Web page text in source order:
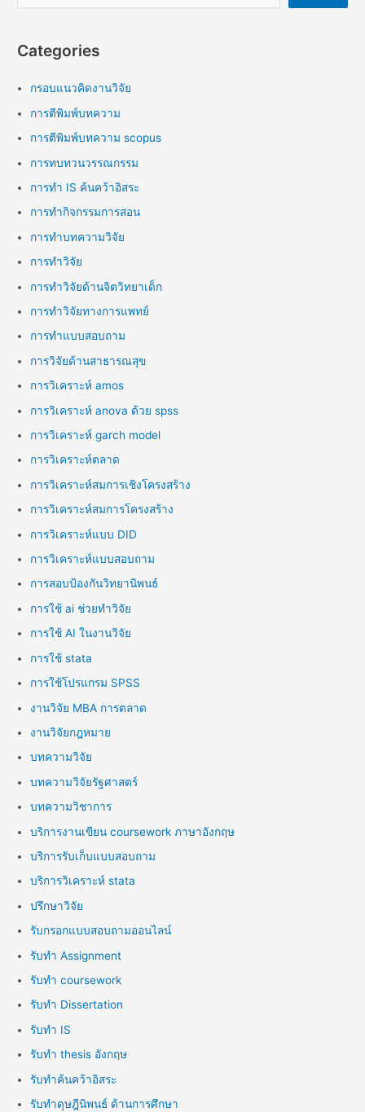
Categories
กรอบแนวคิดงานวิจัย
การตีพิมพ์บทความ
การตีพิมพ์บทความ scopus
การทบทวนวรรณกรรม
การทำ IS ค้นคว้าอิสระ
การทำกิจกรรมการสอน
การทำบทความวิจัย
การทำวิจัย
การทำวิจัยด้านจิตวิทยาเด็ก
การทำวิจัยทางการแพทย์
การทำแบบสอบถาม
การวิจัยด้านสาธารณสุข
การวิเคราะห์ amos
การวิเคราะห์ anova ด้วย spss
การวิเคราะห์ garch model
การวิเคราะห์ตลาด
การวิเคราะห์สมการเชิงโครงสร้าง
การวิเคราะห์สมการโครงสร้าง
การวิเคราะห์แบบ DID
การวิเคราะห์แบบสอบถาม
การสอบป้องกันวิทยานิพนธ์
การใช้ ai ช่วยทำวิจัย
การใช้ AI ในงานวิจัย
การใช้ stata
การใช้โปรแกรม SPSS
งานวิจัย MBA การตลาด
งานวิจัยกฎหมาย
บทความวิจัย
บทความวิจัยรัฐศาสตร์
บทความวิชาการ
บริการงานเขียน coursework ภาษาอังกฤษ
บริการรับเก็บแบบสอบถาม
บริการวิเคราะห์ stata
ปรึกษาวิจัย
รับกรอกแบบสอบถามออนไลน์
รับทำ Assignment
รับทำ coursework
รับทำ Dissertation
รับทำ IS
รับทำ thesis อังกฤษ
รับทำค้นคว้าอิสระ
รับทำดุษฎีนิพนธ์ ด้านการศึกษา